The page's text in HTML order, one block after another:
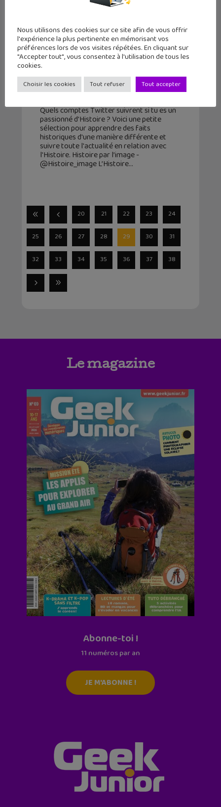
Quels comptes Twitter suivre pour
les passionnés d’Histoire ?
Quels comptes Twitter suivrent si tu es un
passionné d'Histoire ? Voici une petite
sélection pour apprendre des faits
historiques d'une manière différente et
suivre toute l'actualité en relation avec
l'Histoire. Histoire par l’image -
@Histoire_image L’Histoire
20 21 22 23 24
25 26 27 28 29 30 31
32 33 34 35 36 37 38
Le magazine
Abonne-toi !
11 numéros par an
JE M'ABONNE !
Nous utilisons des cookies sur ce site afin de vous offrir
l'expérience la plus pertinente en mémorisant vos
préférences lors de vos visites répétées. En cliquant sur
"Accepter tout", vous consentez à l'utilisation de tous les
cookies.
Choisir les cookies Tout refuser Tout accepter